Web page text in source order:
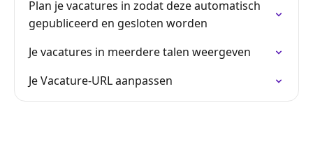
Plan je vacatures in zodat deze automatisch
gepubliceerd en gesloten worden
Je vacatures in meerdere talen weergeven
Je Vacature-URL aanpassen